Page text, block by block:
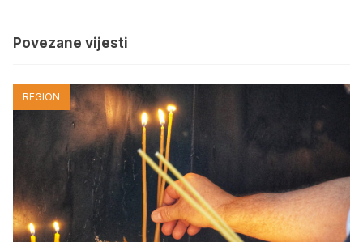
Povezane vijesti
REGION